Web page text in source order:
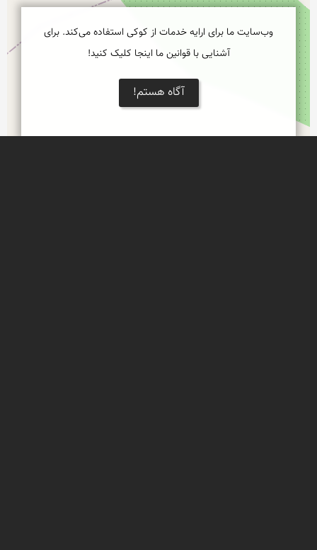
وب‌سایت ما برای ارایه خدمات از کوکی استفاده می‌کند. برای
آشنایی با قوانین ما اینجا کلیک کنید!
آگاه هستم!